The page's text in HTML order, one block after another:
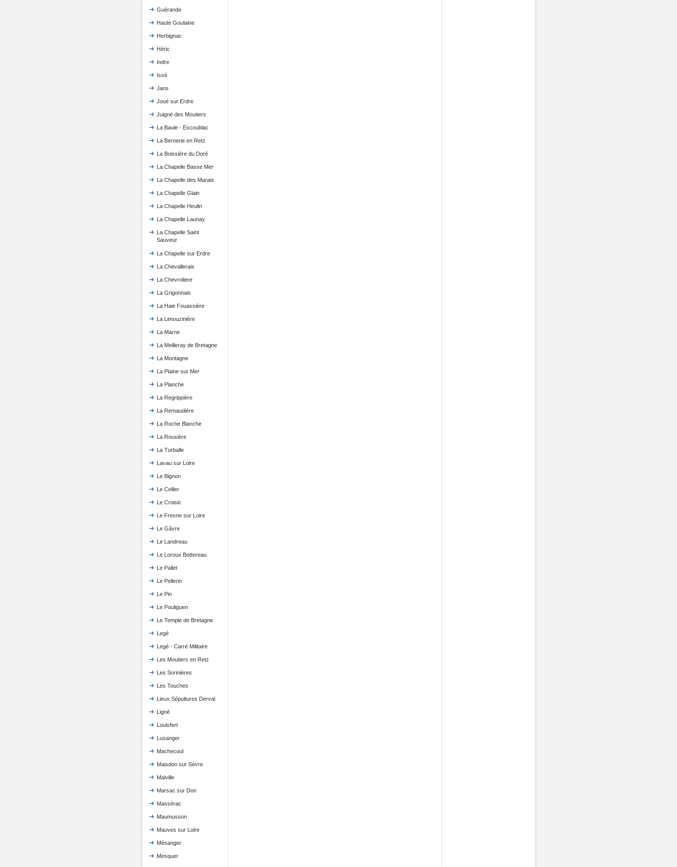
Guérande
Haute Goulaine
Herbignac
Héric
Indre
Issé
Jans
Joué sur Erdre
Juigné des Moutiers
La Baule - Escoublac
La Bernerie en Retz
La Boissière du Doré
La Chapelle Basse Mer
La Chapelle des Marais
La Chapelle Glain
La Chapelle Heulin
La Chapelle Launay
La Chapelle Saint
Sauveur
La Chapelle sur Erdre
La Chevallerais
La Chevroliere
La Grigonnais
La Haie Fouassière
La Limouzinière
La Marne
La Meilleray de Bretagne
La Montagne
La Plaine sur Mer
La Planche
La Regrippière
La Remaudière
La Roche Blanche
La Rouxière
La Turballe
Lavau sur Loire
Le Bignon
Le Cellier
Le Croisic
Le Fresne sur Loire
Le Gâvre
Le Landreau
Le Loroux Bottereau
Le Pallet
Le Pellerin
Le Pin
Le Pouliguen
Le Temple de Bretagne
Legé
Legé - Carré Militaire
Les Moutiers en Retz
Les Sorinières
Les Touches
Lieux Sépultures Derval
Ligné
Louisfert
Lusanger
Machecoul
Maisdon sur Sèvre
Malville
Marsac sur Don
Massérac
Maumusson
Mauves sur Loire
Mésanger
Mesquer